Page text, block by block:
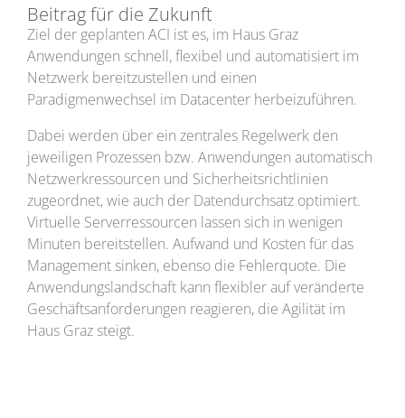
Beitrag für die Zukunft
Ziel der geplanten ACI ist es, im Haus Graz
Anwendungen schnell, flexibel und automatisiert im
Netzwerk bereitzustellen und einen
Paradigmenwechsel im Datacenter herbeizuführen.
Dabei werden über ein zentrales Regelwerk den
jeweiligen Prozessen bzw. Anwendungen automatisch
Netzwerkressourcen und Sicherheitsrichtlinien
zugeordnet, wie auch der Datendurchsatz optimiert.
Virtuelle Serverressourcen lassen sich in wenigen
Minuten bereitstellen. Aufwand und Kosten für das
Management sinken, ebenso die Fehlerquote. Die
Anwendungslandschaft kann flexibler auf veränderte
Geschäftsanforderungen reagieren, die Agilität im
Haus Graz steigt.